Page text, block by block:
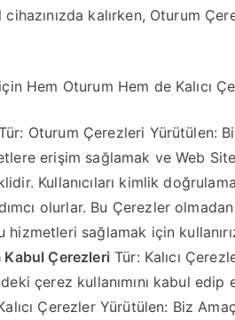
kalırken, Oturum
Hem Oturum Hem de Kalıcı
Oturum Çerezleri Yürütülen:
erişim sağlamak ve Web
Kullanıcıları kimlik
olurlar. Bu Çerezler
hizmetleri sağlamak için
Kabul Çerezleri Tür: Kalıcı
çerez kullanımını kabul
Çerezler Yürütülen: Biz